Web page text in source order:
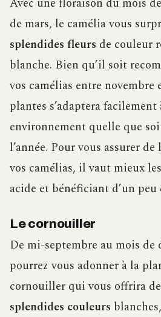
de mars, le camélia vous
splendides fleurs de couleur
blanche. Bien qu’il soit
vos camélias entre novembre
plantes s’adaptera facilement
environnement quelle que
l’année. Pour vous assurer
vos camélias, il vaut mieux
acide et bénéficiant d’un peu
Le cornouiller
De mi-septembre au mois de
pourrez vous adonner à la
cornouiller qui vous offrira
splendides couleurs